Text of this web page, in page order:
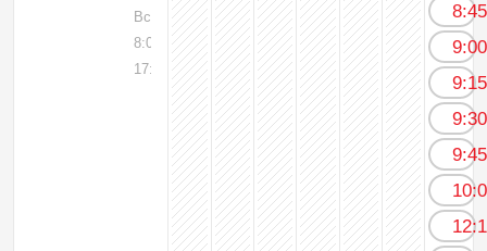
Вс, 09
8:00-
17:00
8:45
9:00
9:15
9:30
9:45